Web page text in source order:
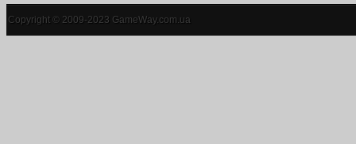
Copyright © 2009-2023 GameWay.com.ua